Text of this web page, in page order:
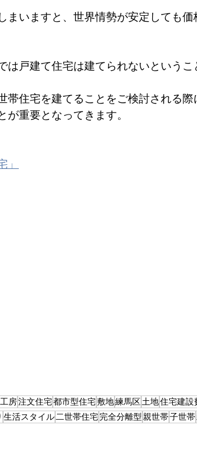
まいますと、世界情勢が安定しても
戸建て住宅は建てられないというこ
帯住宅を建てることをご検討される
重要となってきます。
」
房注文住宅都市型住宅敷地練馬区土地住宅建設
生活スタイル 二世帯住宅完全分離型親世帯子世帯